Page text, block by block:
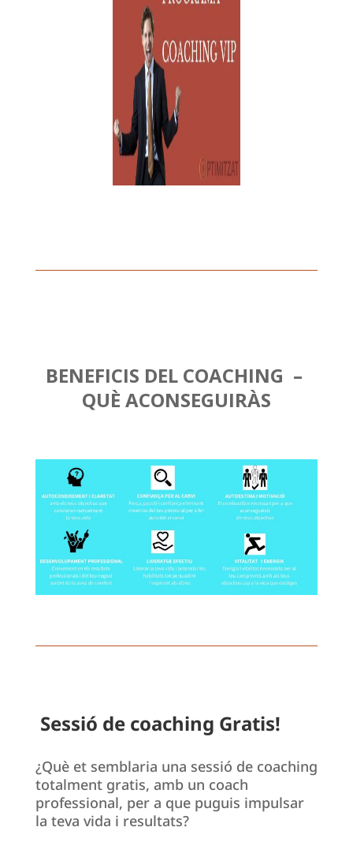
BENEFICIS DEL COACHING –
QUÈ ACONSEGUIRÀS
Sessió de coaching Gratis!
¿Què et semblaria una sessió de coaching
totalment gratis, amb un coach
professional, per a que puguis impulsar
la teva vida i resultats?